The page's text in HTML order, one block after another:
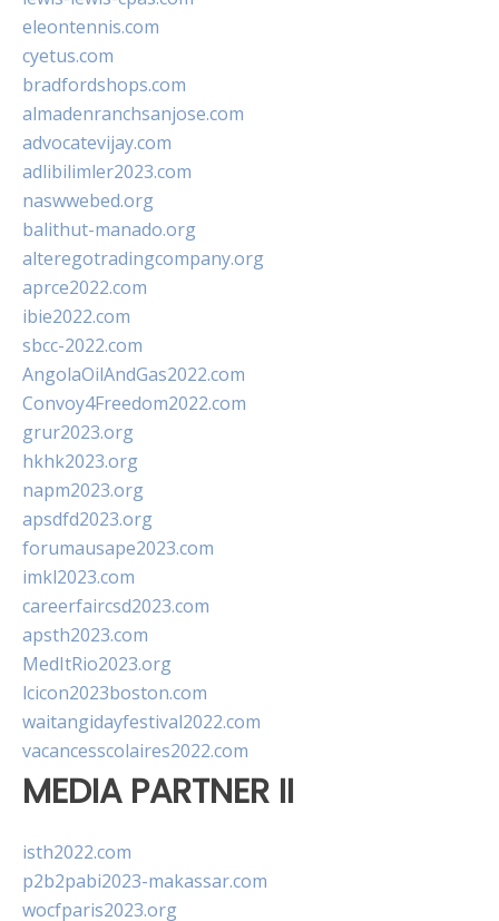
eleontennis.com
cyetus.com
bradfordshops.com
almadenranchsanjose.com
advocatevijay.com
adlibilimler2023.com
naswwebed.org
balithut-manado.org
alteregotradingcompany.org
aprce2022.com
ibie2022.com
sbcc-2022.com
AngolaOilAndGas2022.com
Convoy4Freedom2022.com
grur2023.org
hkhk2023.org
napm2023.org
apsdfd2023.org
forumausape2023.com
imkl2023.com
careerfaircsd2023.com
apsth2023.com
MedItRio2023.org
lcicon2023boston.com
waitangidayfestival2022.com
vacancesscolaires2022.com
MEDIA PARTNER II
isth2022.com
p2b2pabi2023-makassar.com
wocfparis2023.org